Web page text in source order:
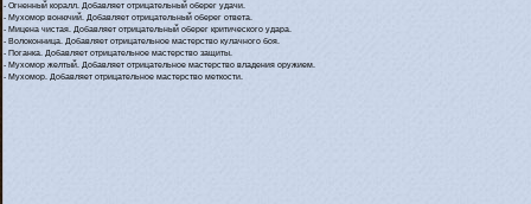
- Огненный коралл. Добавляет отрицательный оберег удачи.
- Мухомор вонючий. Добавляет отрицательный оберег ответа.
- Мицена чистая. Добавляет отрицательный оберег критического удара.
- Волоконница. Добавляет отрицательное мастерство кулачного боя.
- Поганка. Добавляет отрицательное мастерство защиты.
- Мухомор желтый. Добавляет отрицательное мастерство владения оружием.
- Мухомор. Добавляет отрицательное мастерство меткости.